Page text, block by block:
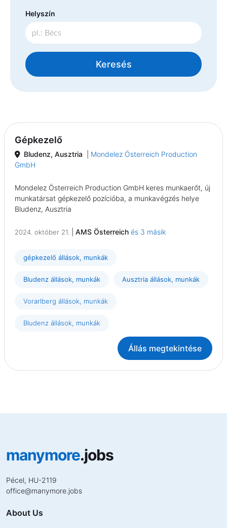
Helyszín
Keresés
Gépkezelő
Bludenz, Ausztria
Mondelez Österreich Production
GmbH
Mondelez Österreich Production GmbH keres munkaerőt, új
munkatársat gépkezelő pozícióba, a munkavégzés helye
Bludenz, Ausztria
2024. október 21. AMS Österreich és 3 másik
gépkezelő állások, munkák
Bludenz állások, munkák Ausztria állások, munkák
Vorarlberg állások, munkák
Bludenz állások, munkák
Állás megtekintése
manymore.jobs
Pécel, HU-2119
office@manymore.jobs
About Us